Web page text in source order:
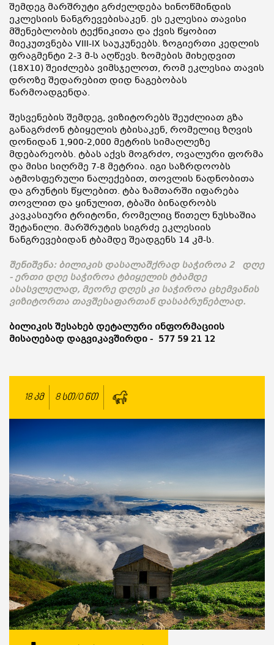
შემდეგ მარშრუტი გრძელდება ხინოწმინდის
ეკლესიის ნანგრევებისაკენ. ეს ეკლესია თავისი
მშენებლობის ტექნიკითა და ქვის წყობით
მიეკუთვნება VIII-IX საუკუნეებს. ზოგიერთი კედლის
ფრაგმენტი 2-3 მ-ს აღწევს. ზომების მიხედვით
(18X10) შეიძლება ვიმსჯელოთ, რომ ეკლესია თავის
დროზე შედარებით დიდ ნაგებობას
წარმოადგენდა.
შესვენების შემდეგ, ვიზიტორებს შეუძლიათ გზა
განაგრძონ ტბიყელის ტბისაკენ, რომელიც ზღვის
დონიდან 1,900-2,000 მეტრის სიმაღლეზე
მდებარეობს. ტბას აქვს მოგრძო, ოვალური ფორმა
და მისი სიღრმე 7-8 მეტრია. იგი საზრდოობს
ატმოსფერული ნალექებით, თოვლის ნადნობითა
და გრუნტის წყლებით. ტბა ზამთარში იფარება
თოვლით და ყინულით, ტბაში ბინადრობს
კავკასიური ტრიტონი, რომელიც წითელ ნუსხაშია
შეტანილი. მარშრუტის სიგრძე ეკლესიის
ნანგრევებიდან ტბამდე შეადგენს 14 კმ-ს.
შენიშვნა: ბილიკის დასალაშქრად საჭიროა 2 დღე
- ერთი დღე საჭიროა ტბიყელის ტბამდე
ასასვლელად, მეორე დღეს კი საჭიროა ცხემვანის
ვიზიტორთა თავშესაფართან დასაბრუნებლად.
ბილიკის შესახებ დეტალური ინფორმაციის
მისაღებად დაგვიკავშირდი - 577 59 21 12
18 კმ 8 სთ/0 წთ